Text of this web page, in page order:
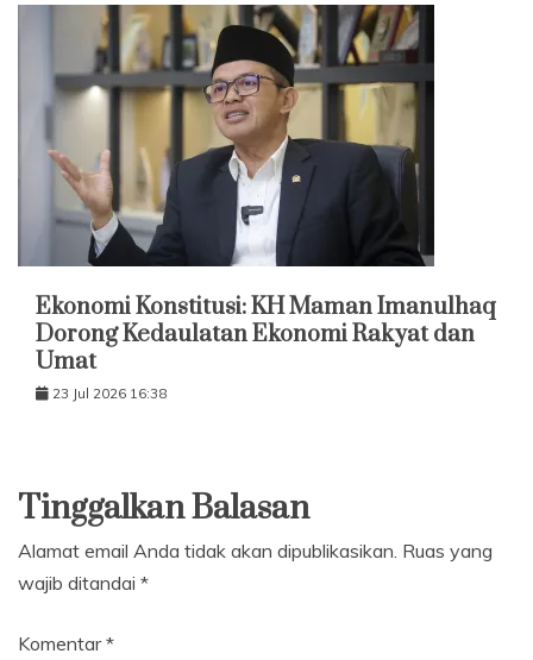
Ekonomi Konstitusi: KH Maman Imanulhaq
Dorong Kedaulatan Ekonomi Rakyat dan
Umat
23 Jul 2026 16:38
Tinggalkan Balasan
Alamat email Anda tidak akan dipublikasikan. Ruas yang
wajib ditandai *
Komentar*